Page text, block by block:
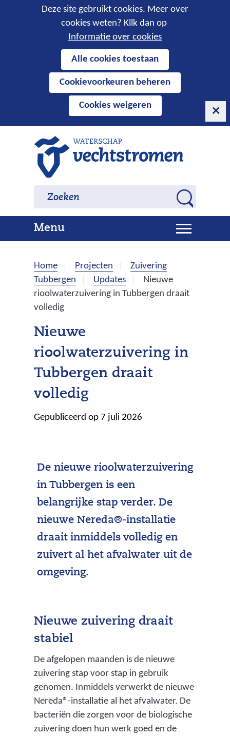
Cookies
toestaan?
Deze site gebruikt cookies. Meer over
cookies weten? Kllk dan op
Informatie over cookies
cookies
deze
website
worden
toegestaan
geweigerd.
Alle cookies toestaan
Cookievoorkeuren beheren
Cookies weigeren
naar
o
e
k
e
n
Zoeken Zoeken
MenuU
i
l
a
p
n
Home Projecten
Zuivering
Tubbergen
Updates
Nieuwe
rioolwaterzuivering in Tubbergen draait
volledig
Nieuwe
rioolwaterzuivering in
Tubbergen draait
volledig
Gepubliceerd op 7 juli 2026
De nieuwe rioolwaterzuivering
in Tubbergen is een
belangrijke stap verder. De
nieuwe Nereda®-installatie
draait inmiddels volledig en
zuivert al het afvalwater uit de
omgeving.
Nieuwe zuivering draait
stabiel
De afgelopen maanden is de nieuwe
zuivering stap voor stap in gebruik
genomen. Inmiddels verwerkt de nieuwe
Nereda®-installatie al het afvalwater. De
bacteriën die zorgen voor de biologische
zuivering doen hun werk goed en de